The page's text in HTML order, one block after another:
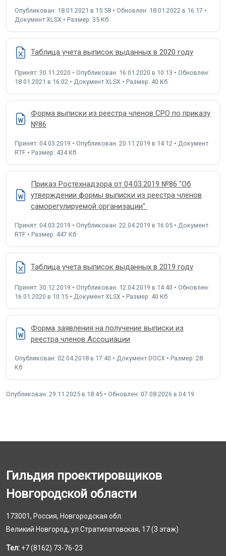
Опубликован: 18.01.2021 в 15:58 • Обновлен: 18.01.2022 в 16:17 •
Документ XLSX • Размер: 35 Кб
Таблица учета выписок выданных в 2020 году
Принят: 30.11.2020 • Опубликован: 16.01.2020 в 10:13 • Обновлен:
18.01.2021 в 16:02 • Документ XLSX • Размер: 40 Кб
Форма выписки из реестра членов СРО по приказу
№86
Принят: 04.03.2019 • Опубликован: 20.11.2019 в 14:12 • Документ
RTF • Размер: 434 Кб
Приказ Ростехнадзора от 04.03.2019 №86 "Об
утверждении формы выписки из реестра членов
саморегулируемой организации"
Принят: 04.03.2019 • Опубликован: 22.04.2019 в 16:05 • Документ
RTF • Размер: 447 Кб
Таблица учета выписок выданных в 2019 году
Принят: 30.12.2019 • Опубликован: 12.04.2019 в 14:40 • Обновлен:
16.01.2020 в 10:15 • Документ XLSX • Размер: 40 Кб
Форма заявления на получение выписки из
реестра членов Ассоциации
Опубликован: 02.04.2018 в 17:40 • Документ DOCX • Размер: 28
Кб
Опубликован: 29.11.2025 в 18:45 • Обновлен: 07.08.2026 в 04:19
Гильдия проектировщиков
Новгородской области
173001, Россия, Новгородская обл.
Великий Новгород, ул.Стратилатовская, 17 (3 этаж)
Тел: +7 (8162) 73-76-23